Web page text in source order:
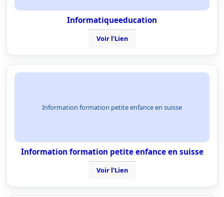
Informatiqueeducation
Voir l'Lien
Information formation petite enfance en suisse
Information formation petite enfance en suisse
Voir l'Lien